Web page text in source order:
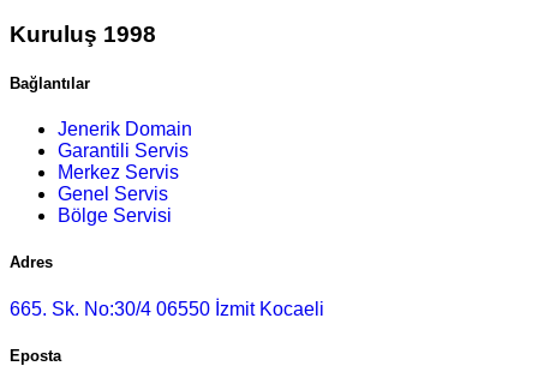
Kuruluş 1998
Bağlantılar
Jenerik Domain
Garantili Servis
Merkez Servis
Genel Servis
Bölge Servisi
Adres
665. Sk. No:30/4 06550 İzmit Kocaeli
Eposta